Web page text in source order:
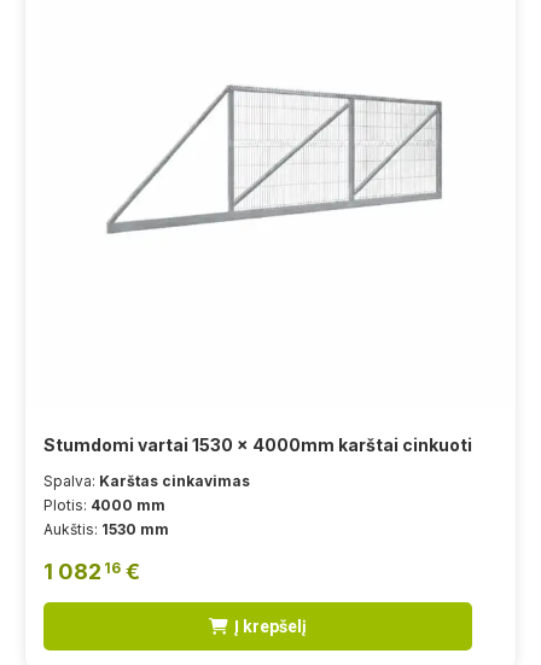
Stumdomi vartai 1530 x 4000mm karštai cinkuoti
Spalva: Karštas cinkavimas
Plotis: 4000 mm
Aukštis: 1530 mm
1 082 16 €
Į krepšelį